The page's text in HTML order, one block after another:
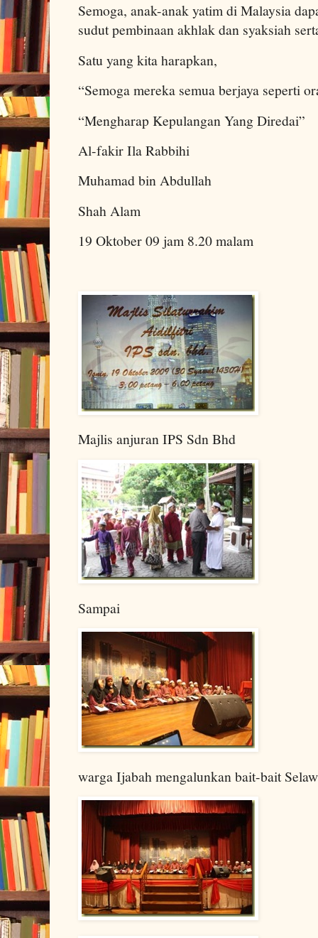
Semoga, anak-anak yatim di Malaysia
sudut pembinaan akhlak dan syaksiah
Satu yang kita harapkan,
“Semoga mereka semua berjaya seperti
“Mengharap Kepulangan Yang Diredai”
Al-fakir Ila Rabbihi
Muhamad bin Abdullah
Shah Alam
19 Oktober 09 jam 8.20 malam
Majlis anjuran IPS Sdn Bhd
Sampai
warga Ijabah mengalunkan bait-bait